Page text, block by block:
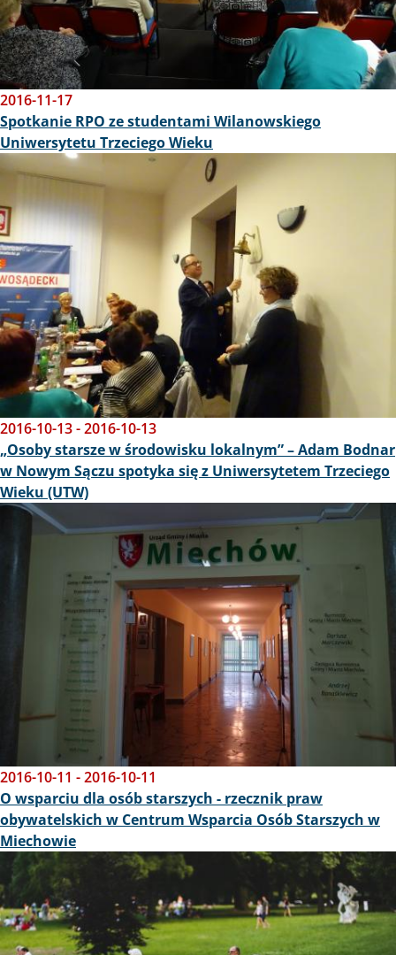
2016-11-17
Spotkanie RPO ze studentami Wilanowskiego
Uniwersytetu Trzeciego Wieku
Obraz
2016-10-13-2016-10-13
„Osoby starsze w środowisku lokalnym” – Adam Bodnar
w Nowym Sączu spotyka się z Uniwersytetem Trzeciego
Wieku (UTW)
Obraz
2016-10-11 -2016-10-11
O wsparciu dla osób starszych - rzecznik praw
obywatelskich w Centrum Wsparcia Osób Starszych w
Miechowie
Obraz